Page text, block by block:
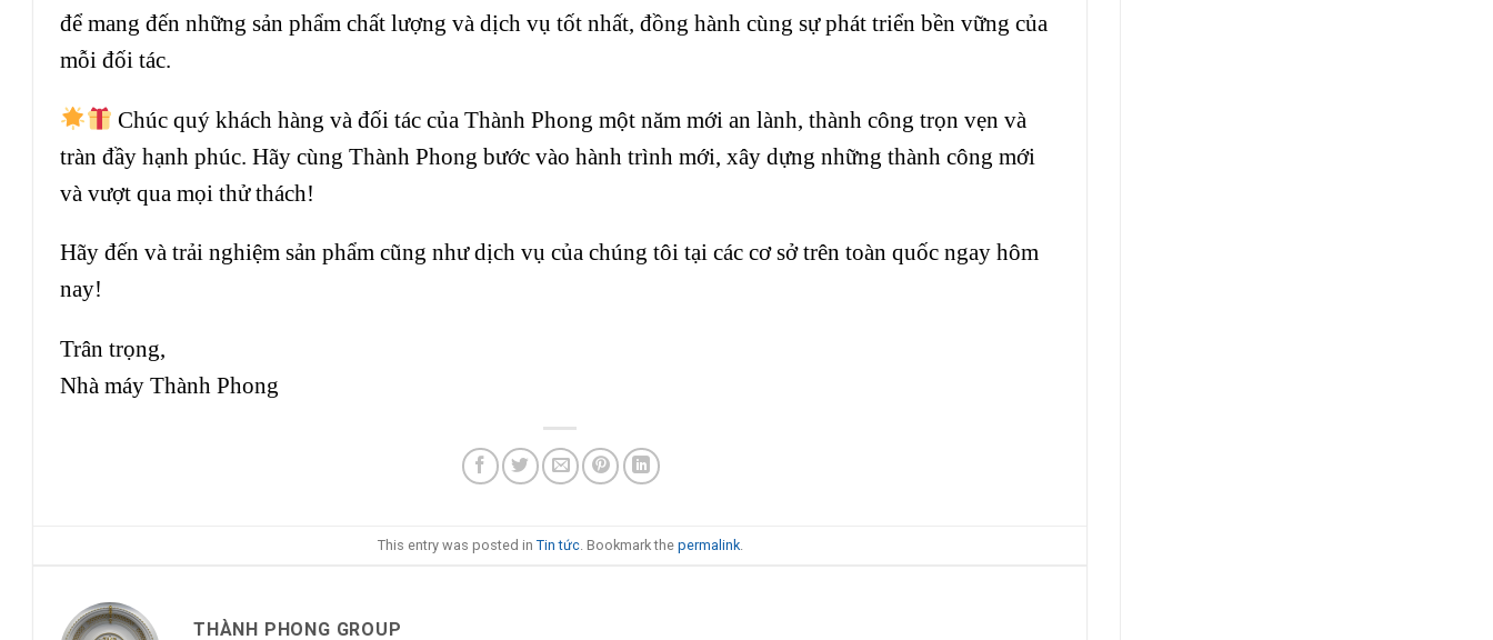
để mang đến những sản phẩm chất lượng và dịch vụ tốt nhất, đồng hành cùng sự phát triển bền vững của
mỗi đối tác.
Chúc quý khách hàng và đối tác của Thành Phong một năm mới an lành, thành công trọn vẹn và
tràn đầy hạnh phúc. Hãy cùng Thành Phong bước vào hành trình mới, xây dựng những thành công mới
và vượt qua mọi thử thách!
Hãy đến và trải nghiệm sản phẩm cũng như dịch vụ của chúng tôi tại các cơ sở trên toàn quốc ngay hôm
nay!
Trân trọng,
Nhà máy Thành Phong
This entry was posted in Tin tức. Bookmark the permalink.
THÀNH PHONG GROUP